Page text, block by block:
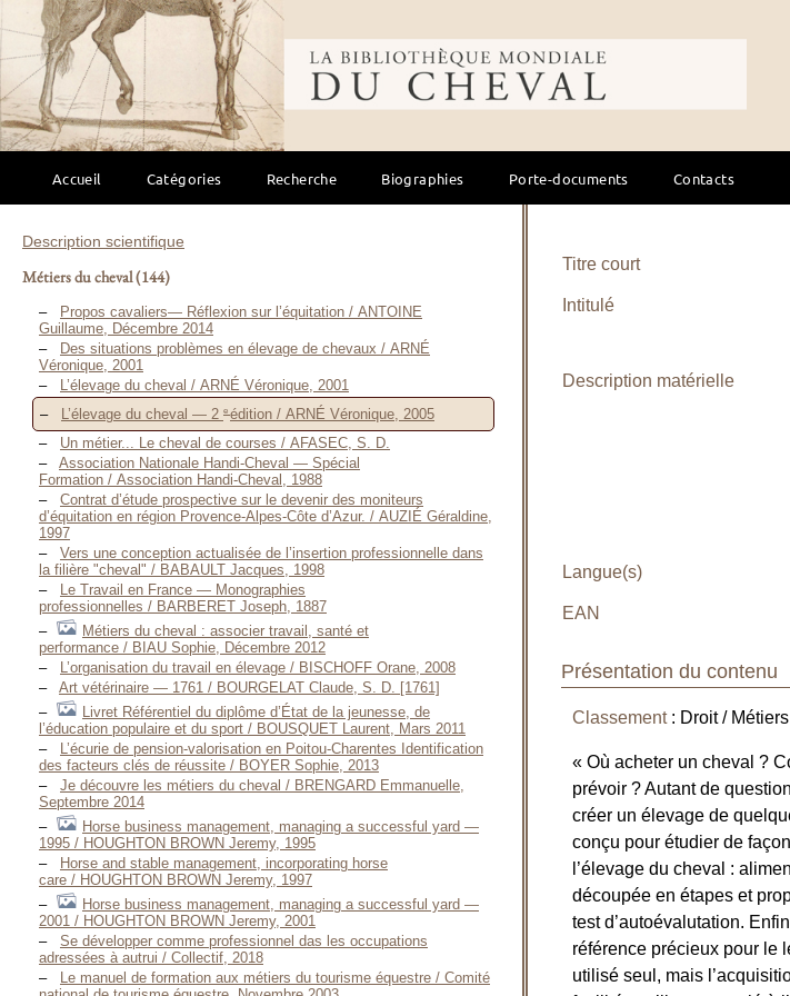
Bibliothèque mondiale du cheval
Accueil Catégories Recherche Biographies Porte-documents Contacts
Description scientifique
Métiers du cheval(144)
Propos cavaliers— Réflexion sur l’équitation / ANTOINE
Guillaume, Décembre 2014
Des situations problèmes en élevage de chevaux / ARNÉ
Véronique, 2001
L’élevage du cheval / ARNÉ Véronique, 2001
L’élevage du cheval — 2 e édition / ARNÉ Véronique, 2005
Un métier... Le cheval de courses / AFASEC, S. D.
Association Nationale Handi-Cheval — Spécial
Formation / Association Handi-Cheval, 1988
Contrat d’étude prospective sur le devenir des moniteurs
d’équitation en région Provence-Alpes-Côte d’Azur. / AUZIÉ Géraldine,
1997
Vers une conception actualisée de l’insertion professionnelle dans
la filière "cheval" / BABAULT Jacques, 1998
Le Travail en France — Monographies
professionnelles / BARBERET Joseph, 1887
Métiers du cheval : associer travail, santé et
performance / BIAU Sophie, Décembre 2012
L’organisation du travail en élevage / BISCHOFF Orane, 2008
Art vétérinaire — 1761 / BOURGELAT Claude, S. D. [1761]
Livret Référentiel du diplôme d’État de la jeunesse, de
l’éducation populaire et du sport / BOUSQUET Laurent, Mars 2011
L’écurie de pension-valorisation en Poitou-Charentes Identification
des facteurs clés de réussite / BOYER Sophie, 2013
Je découvre les métiers du cheval / BRENGARD Emmanuelle,
Septembre 2014
Horse business management, managing a successful yard —
1995 / HOUGHTON BROWN Jeremy, 1995
Horse and stable management, incorporating horse
care / HOUGHTON BROWN Jeremy, 1997
Horse business management, managing a successful yard —
2001 / HOUGHTON BROWN Jeremy, 2001
Se développer comme professionnel das les occupations
adressées à autrui / Collectif, 2018
Le manuel de formation aux métiers du tourisme équestre / Comité
Titre court
Intitulé
Description matérielle
Langue(s)
EAN
Présentation du contenu
Classement: Droit / Métiers
« Où acheter un cheval ?
prévoir ? Autant de
créer un élevage de
conçu pour étudier de
l’élevage du cheval :
découpée en étapes et
test d’autoévalutation.
référence précieux pour le
utilisé seul, mais